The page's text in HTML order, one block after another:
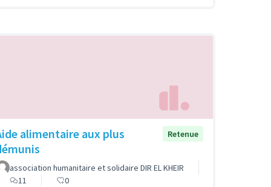
alimentaire aux plus
Retenue
association humanitaire et solidaire DIR EL KHEIR
11
0